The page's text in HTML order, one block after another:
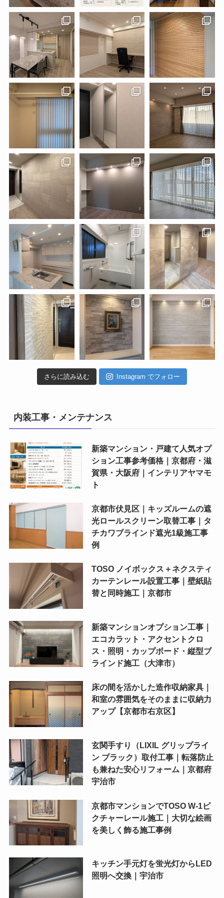
さらに読み込む Instagram でフォロー
内装工事・メンテナンス
新築マンション・戸建て人気オプ
ション工事参考価格｜京都府・滋
賀県・大阪府｜インテリアヤマモ
ト
京都市伏見区｜キッズルームの遮
光ロールスクリーン取替工事｜タ
チカワブラインド遮光1級施工事
例
TOSO ノイボックス＋ネクスティ
カーテンレール設置工事｜壁紙貼
替と同時施工｜京都市
新築マンションオプション工事｜
エコカラット・アクセントクロ
ス・照明・カップボード・縦型ブ
ラインド施工（大津市）
床の間を活かした造作収納家具｜
和室の雰囲気をそのままに収納力
アップ【京都市右京区】
玄関手すり（LIXIL グリップライ
ン ブラック）取付工事｜転落防止
も兼ねた安心リフォーム｜京都府
宇治市
京都市マンションでTOSO W-1ピ
クチャーレール施工｜大切な絵画
を美しく飾る施工事例
キッチン手元灯を蛍光灯からLED
照明へ交換｜宇治市